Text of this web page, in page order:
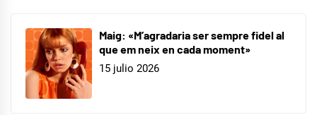
Maig: «M’agradaria ser sempre fidel al
que em neix en cada moment»
15 julio 2026